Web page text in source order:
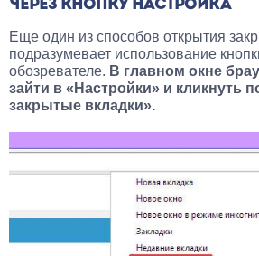
ЧЕРЕЗ КНОПКУ НАСТРОЙКА
Еще один из способов открытия
подразумевает использование
обозревателе. В главном окне
зайти в «Настройки» и кликнуть
закрытые вкладки».